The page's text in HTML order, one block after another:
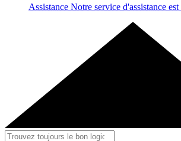
Assistance Notre service d'assistance